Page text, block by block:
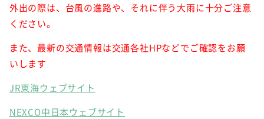
外出の際は、台風の進路や、それに伴う大雨に十分ご注意
ください。
また、最新の交通情報は交通各社HPなどでご確認をお願
いします
JR東海ウェブサイト
NEXCO中日本ウェブサイト